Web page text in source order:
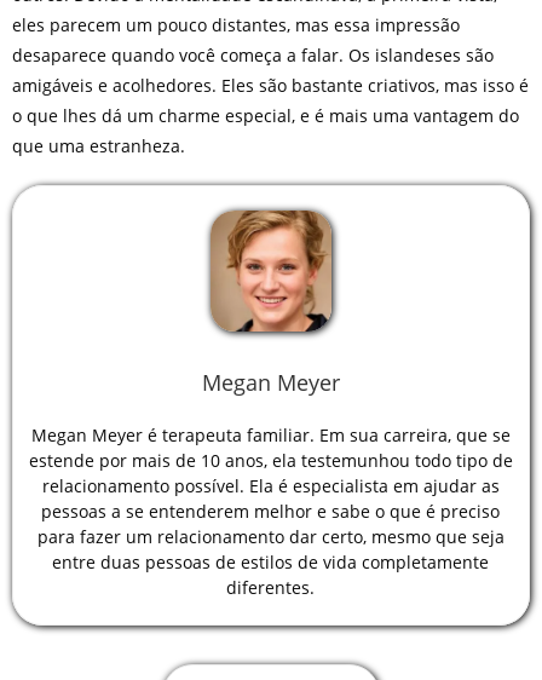
eles parecem um pouco distantes, mas essa impressão
desaparece quando você começa a falar. Os islandeses são
amigáveis e acolhedores. Eles são bastante criativos, mas isso é
o que lhes dá um charme especial, e é mais uma vantagem do
que uma estranheza.
Megan Meyer
Megan Meyer é terapeuta familiar. Em sua carreira, que se
estende por mais de 10 anos, ela testemunhou todo tipo de
relacionamento possível. Ela é especialista em ajudar as
pessoas a se entenderem melhor e sabe o que é preciso
para fazer um relacionamento dar certo, mesmo que seja
entre duas pessoas de estilos de vida completamente
diferentes.